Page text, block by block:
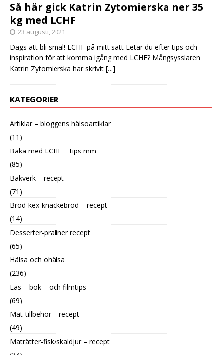
Så här gick Katrin Zytomierska ner 35
kg med LCHF
23 augusti, 2021
Dags att bli smal! LCHF på mitt sätt Letar du efter tips och
inspiration för att komma igång med LCHF? Mångsysslaren
Katrin Zytomierska har skrivit […]
KATEGORIER
Artiklar – bloggens hälsoartiklar
(11)
Baka med LCHF – tips mm
(85)
Bakverk – recept
(71)
Bröd-kex-knäckebröd – recept
(14)
Desserter-praliner recept
(65)
Hälsa och ohälsa
(236)
Läs – bok – och filmtips
(69)
Mat-tillbehör – recept
(49)
Maträtter-fisk/skaldjur – recept